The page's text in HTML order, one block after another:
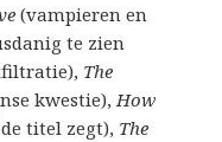
(vampieren en
te zien
The
kwestie),How
titel zegt), The